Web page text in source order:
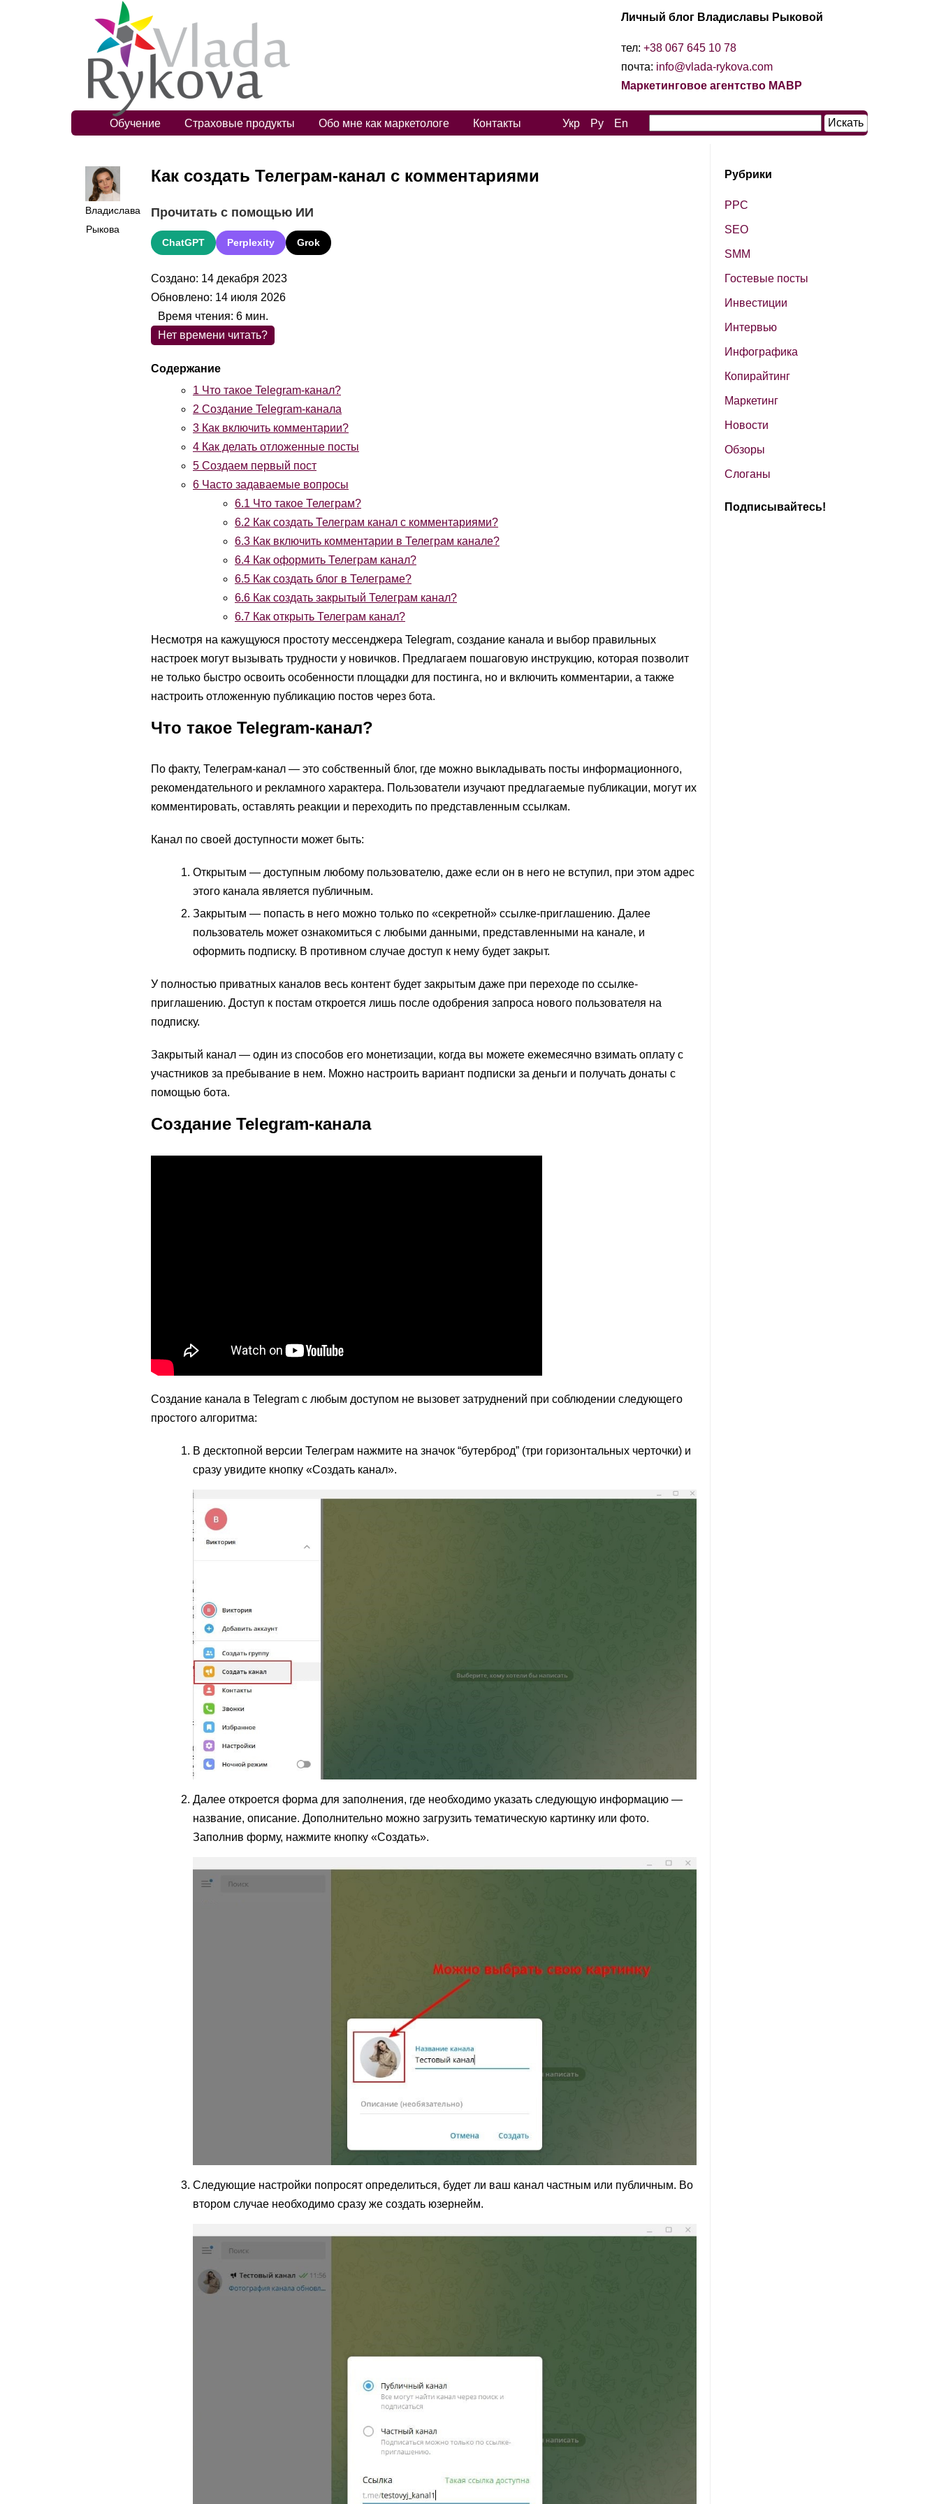
Личный блог Владиславы Рыковой
тел: +38 067 645 10 78
почта: info@vlada-rykova.com
Маркетинговое агентство МАВР
Обучение Страховые продукты Обо мне как маркетологе Контакты Укр Ру En
Владислава
Рыкова
Как создать Телеграм-канал с комментариями
Прочитать с помощью ИИ
ChatGPT Perplexity Grok
Создано: 14 декабря 2023
Обновлено: 14 июля 2026
Нет времени читать?
1 Что такое Telegram-канал?
2 Создание Telegram-канала
3 Как включить комментарии?
4 Как делать отложенные посты
5 Создаем первый пост
6 Часто задаваемые вопросы
6.1 Что такое Телеграм?
6.2 Как создать Телеграм канал с комментариями?
6.3 Как включить комментарии в Телеграм канале?
6.4 Как оформить Телеграм канал?
6.5 Как создать блог в Телеграме?
6.6 Как создать закрытый Телеграм канал?
6.7 Как открыть Телеграм канал?
Время чтения: 6 мин.
Несмотря на кажущуюся простоту мессенджера Telegram, создание канала и выбор правильных
настроек могут вызывать трудности у новичков. Предлагаем пошаговую инструкцию, которая позволит
не только быстро освоить особенности площадки для постинга, но и включить комментарии, а также
настроить отложенную публикацию постов через бота.
Что такое Telegram-канал?
По факту, Телеграм-канал — это собственный блог, где можно выкладывать посты информационного,
рекомендательного и рекламного характера. Пользователи изучают предлагаемые публикации, могут их
комментировать, оставлять реакции и переходить по представленным ссылкам.
Канал по своей доступности может быть:
Открытым — доступным любому пользователю, даже если он в него не вступил, при этом адрес
этого канала является публичным.
Закрытым — попасть в него можно только по «секретной» ссылке-приглашению. Далее
пользователь может ознакомиться с любыми данными, представленными на канале, и
оформить подписку. В противном случае доступ к нему будет закрыт.
У полностью приватных каналов весь контент будет закрытым даже при переходе по ссылке-
приглашению. Доступ к постам откроется лишь после одобрения запроса нового пользователя на
подписку.
Закрытый канал — один из способов его монетизации, когда вы можете ежемесячно взимать оплату с
участников за пребывание в нем. Можно настроить вариант подписки за деньги и получать донаты с
помощью бота.
Создание Telegram-канала
Создание канала в Telegram с любым доступом не вызовет затруднений при соблюдении следующего
простого алгоритма:
В десктопной версии Телеграм нажмите на значок “бутерброд” (три горизонтальных черточки) и
сразу увидите кнопку «Создать канал».
Далее откроется форма для заполнения, где необходимо указать следующую информацию —
название, описание. Дополнительно можно загрузить тематическую картинку или фото.
Заполнив форму, нажмите кнопку «Создать».
Следующие настройки попросят определиться, будет ли ваш канал частным или публичным. Во
втором случае необходимо сразу же создать юзернейм.
Рубрики
PPC
SЕО
SМM
Гостевые посты
Инвестиции
Интервью
Инфографика
Копирайтинг
Маркетинг
Новости
Обзоры
Слоганы
Подписывайтесь!